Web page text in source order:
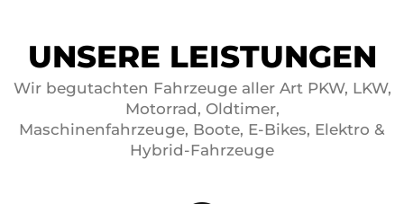
UNSERE LEISTUNGEN
Wir begutachten Fahrzeuge aller Art PKW, LKW,
Motorrad, Oldtimer,
Maschinenfahrzeuge, Boote, E-Bikes, Elektro &
Hybrid-Fahrzeuge